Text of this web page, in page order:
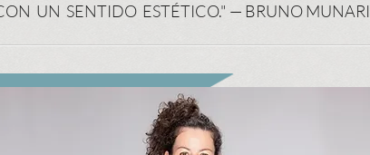
UN SENTIDO ESTÉTICO." — BRUNO MUNARI